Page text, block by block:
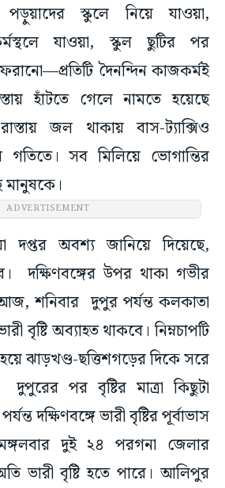
স্কুলে নিয়ে যাওয়া,
যাওয়া, স্কুল ছুটির পর
দৈনন্দিন কাজকর্মই
হাঁটতে গেলে নামতে হয়েছে
জল থাকায় বাস-ট্যাক্সিও
গতিতে। সব মিলিয়ে ভোগান্তির
ADVERTISEMENT
অবশ্য জানিয়ে দিয়েছে,
দক্ষিণবঙ্গের উপর থাকা গভীর
আজ, শনিবার দুপুর পর্যন্ত কলকাতা
বৃষ্টি অব্যাহত থাকবে। নিম্নচাপটি
ঝাড়খণ্ড-ছত্তিশগড়ের দিকে সরে
পর বৃষ্টির মাত্রা কিছুটা
দক্ষিণবঙ্গে ভারী বৃষ্টির পূর্বাভাস
দু‌ই ২৪ পরগনা জেলার
ভারী বৃষ্টি হতে পারে। আলিপুর